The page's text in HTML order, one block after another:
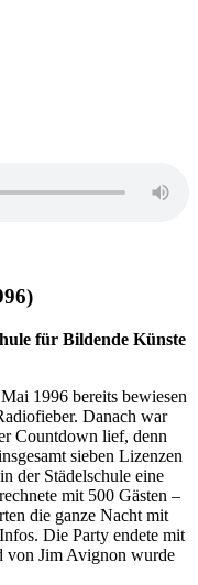
für Bildende Künste
1996 bereits bewiesen
Danach war
Countdown lief, denn
sieben Lizenzen
der Städelschule eine
mit 500 Gästen –
die ganze Nacht mit
Die Party endete mit
von Jim Avignon wurde